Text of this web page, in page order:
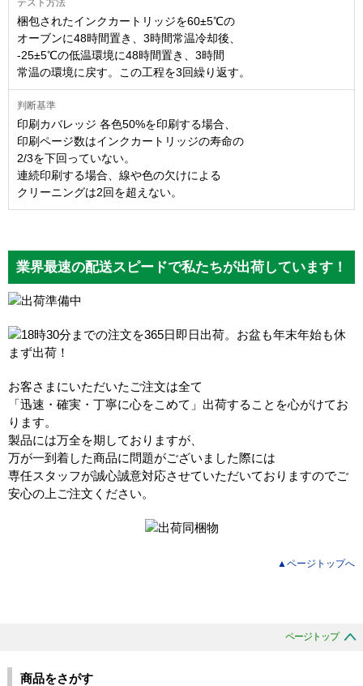
梱包されたインクカートリッジを60±5℃の
オーブンに48時間置き、3時間常温冷却後、
-25±5℃の低温環境に48時間置き、3時間
常温の環境に戻す。この工程を3回繰り返す。
印刷カバレッジ 各色50%を印刷する場合、
印刷ページ数はインクカートリッジの寿命の
2/3を下回っていない。
連続印刷する場合、線や色の欠けによる
クリーニングは2回を超えない。
業界最速の配送スピードで私たちが出荷しています！
お客さまにいただいたご注文は全て
「迅速・確実・丁寧に心をこめて」出荷することを心がけてお
ります。
製品には万全を期しておりますが、
万が一到着した商品に問題がございました際には
専任スタッフが誠心誠意対応させていただいておりますのでご
安心の上ご注文ください。
▲ページトップへ
ページトップ
商品をさがす